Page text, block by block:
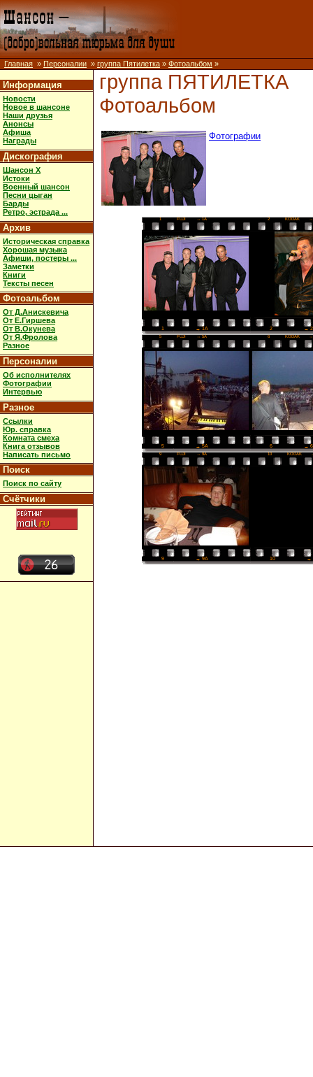
Главная » Персоналии » группа Пятилетка » Фотоальбом »
Информация
Новости
Новое в шансоне
Наши друзья
Анонсы
Афиша
Награды
Дискография
Шансон X
Истоки
Военный шансон
Песни цыган
Барды
Ретро, эстрада ...
Архив
Историческая справка
Хорошая музыка
Афиши, постеры ...
Заметки
Книги
Тексты песен
Фотоальбом
От Д.Анискевича
От Е.Гиршева
От В.Окунева
От Я.Фролова
Разное
Персоналии
Об исполнителях
Фотографии
Интервью
Разное
Ссылки
Юр. справка
Комната смеха
Книга отзывов
Написать письмо
Поиск
Поиск по сайту
Счётчики
группа ПЯТИЛЕТКА
Фотоальбом
Фотографии
1 FUJI → 1A 2 KODAK →
1 → 1A 2 →
5 FUJI → 5A 6 KODAK →
5 → 5A 6 →
9 FUJI → 9A 10 KODAK
9 → 9A 10 →